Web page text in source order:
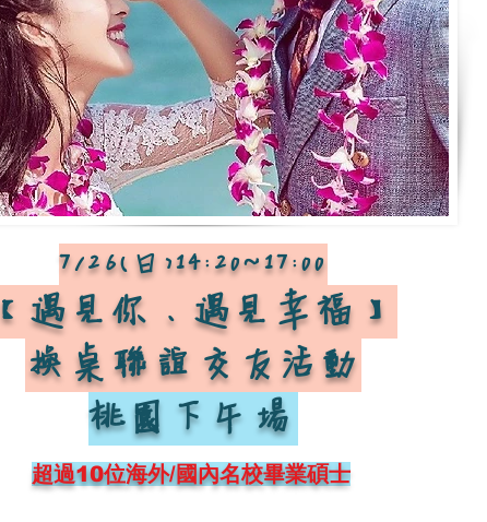
【遇見你、遇見幸福 】
換桌聯誼交友活動
桃園下午場
超過10位海外/國內名校畢業碩士
7/26(日)14:20~17:00